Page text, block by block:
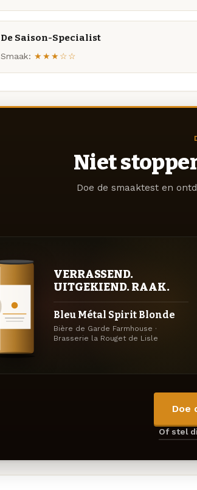
De Saison-Specialist
Smaak: ★★★☆☆
Niet
Doe de smaaktest en
VERRASSEND.
UITGEKIEND. RAAK.
Bleu Métal Spirit Blonde
Bière de Garde Farmhouse ·
Brasserie la Rouget de Lisle
Doe
Of stel